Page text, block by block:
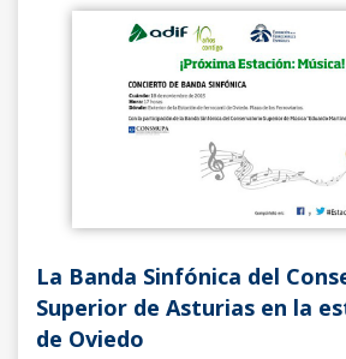
La Banda Sinfónica del
Superior de Asturias en la
de Oviedo